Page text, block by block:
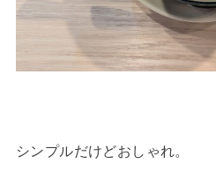
シンプルだけどおしゃれ。